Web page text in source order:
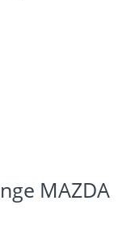
MAZDA